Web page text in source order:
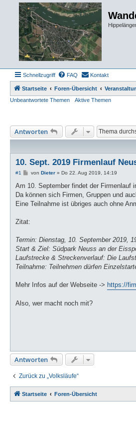
Schnellzugriff FAQ Kontakt
Startseite Foren-Übersicht
Unbeantwortete Themen
Aktive Themen
Antworten
10. Sept. 2019 Firmenlauf
#1
B
i
r
a
von Dieter» Do 22. Aug 2019, 14:19
Am 10. September findet der Firmenlauf
Da können sich Firmen, Gruppen und
Eine Teilnahme ist übriges auch ohne
Zitat:
Termin: Dienstag, 10. September 2019,
Start & Ziel: Südpark Neuss an der
Laufstrecke & Streckenverlauf: Die
Teilnahme: Teilnehmen dürfen
Mehr Infos auf der Webseite -> https://
Also, wer macht noch mit?
Antworten
Zurück zu „Volksläufe“
Startseite Foren-Übersicht